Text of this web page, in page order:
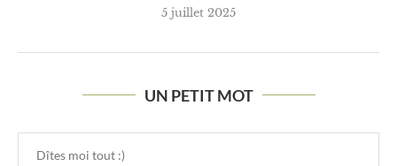
5 juillet 2025
UN PETIT MOT